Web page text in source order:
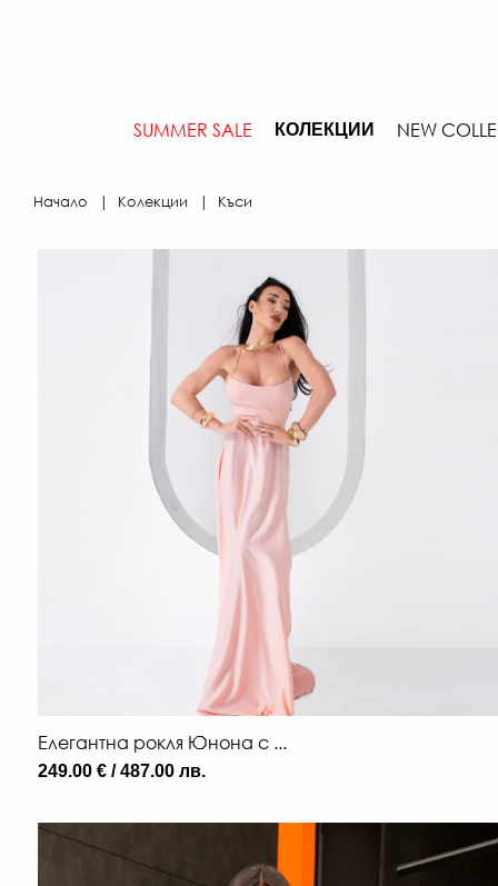
SUMMER SALE КОЛЕКЦИИ NEW
Начало Колекции Къси
Елегантна рокля Юнона с ...
249.00 € / 487.00 лв.